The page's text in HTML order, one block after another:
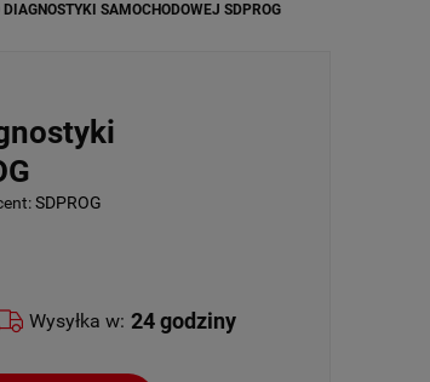
SAMOCHODOWEJ SDPROG
SDPROG
Wysyłka w: 24 godziny